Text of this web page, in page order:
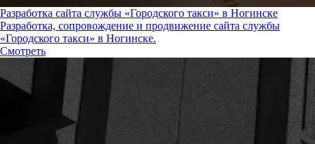
Разработка сайта службы «Городского такси» в Ногинске
Разработка, сопровождение и продвижение сайта службы
«Городского такси» в Ногинске.
Смотреть